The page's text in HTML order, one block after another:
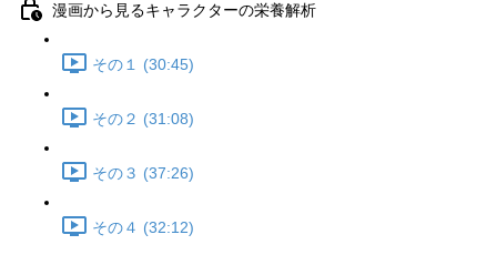
漫画から見るキャラクターの栄養解析
その１ (30:45)
その２ (31:08)
その３ (37:26)
その４ (32:12)